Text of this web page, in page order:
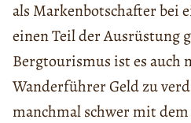
als Markenbotschafter bei
einen Teil der Ausrüstung
Bergtourismus ist es auch
Wanderführer Geld zu
manchmal schwer mit